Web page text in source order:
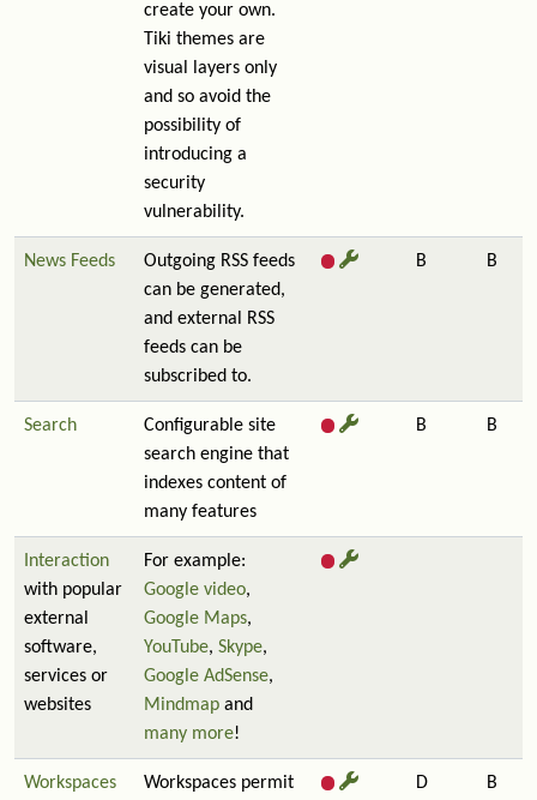
create your own.
Tiki themes are
visual layers only
and so avoid the
possibility of
introducing a
security
vulnerability.
News Feeds
Outgoing RSS feeds
can be generated,
and external RSS
feeds can be
subscribed to.
B B
Search
Configurable site
search engine that
indexes content of
many features
B B
Interaction
with popular
external
software,
services or
websites
For example:
Google video,
Google Maps,
YouTube, Skype,
Google AdSense,
Mindmap and
many more!
Workspaces
Workspaces permit
D B